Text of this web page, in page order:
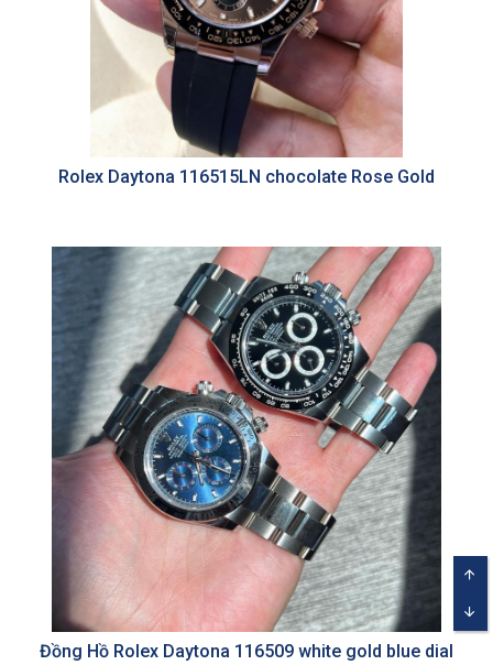
Rolex Daytona 116515LN chocolate Rose Gold
Đồng Hồ Rolex Daytona 116509 white gold blue dial